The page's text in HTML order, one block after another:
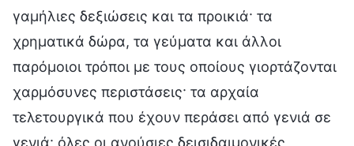
γαμήλιες δεξιώσεις και τα προικιά· τα
χρηματικά δώρα, τα γεύματα και άλλοι
παρόμοιοι τρόποι με τους οποίους γιορτάζονται
χαρμόσυνες περιστάσεις· τα αρχαία
τελετουργικά που έχουν περάσει από γενιά σε
γενιά· όλες οι ανούσιες δεισιδαιμονικές